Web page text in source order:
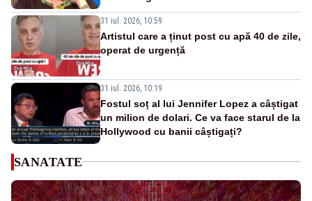
31 iul. 2026, 10:59
Artistul care a ținut post cu apă 40 de zile,
operat de urgență
31 iul. 2026, 10:19
Fostul soț al lui Jennifer Lopez a câștigat
un milion de dolari. Ce va face starul de la
Hollywood cu banii câștigați?
SANATATE